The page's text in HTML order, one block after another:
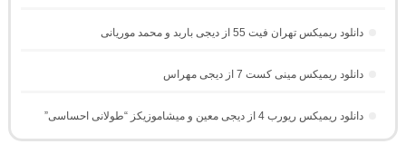
دانلود ریمیکس تهران فیت 55 از دیجی باربد و محمد موریانی
دانلود ریمیکس مینی کست 7 از دیجی مهراس
دانلود ریمیکس ریورب 4 از دیجی معین و میشاموزیکز “طولانی احساسی”